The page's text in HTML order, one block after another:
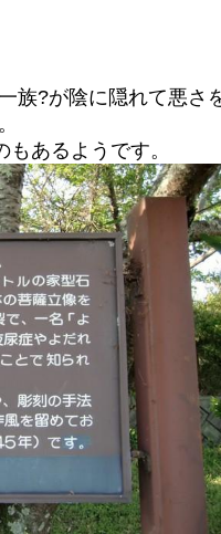
族?が陰に隠れて悪さ
もあるようです。